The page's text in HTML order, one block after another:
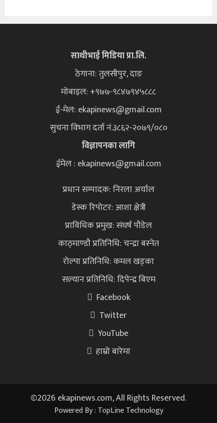
साथीभाई मिडिया प्रा.लि.
ठेगाना: तुलसीपुर, दाङ
मोबाइल: +९७७-९८४७९४५८८८
ई-मेल: ekapinews@gmail.com
सुचना विभाग दर्ता नं.३८६२-२०७९/०८०
विज्ञापनका लागि
ईमेल : ekapinews@gmail.com
प्रधान सम्पादक: निरला अर्याल
डेस्क रिपोटर: आशा क्षेत्री
प्राविधिक प्रमुख: संघर्ष पौडेल
काठ्माण्डौ प्रतिनिधि: चन्द्रा बस्नेत
रोल्पा प्रतिनिधि: कमल खड्का
सल्यान प्रतिनिधि: दिपेन्द्र बिएम
Facebook
Twitter
YouTube
हाम्रो बारेमा
©2026 ekapinews.com, All Rights Reserved.
Powered By : TopLine Technology